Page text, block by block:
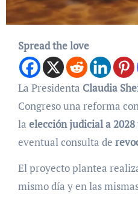
Spread the love
La Presidenta Claudia
Congreso una reforma
la elección judicial a 2028
eventual consulta de
El proyecto plantea
mismo día y en las